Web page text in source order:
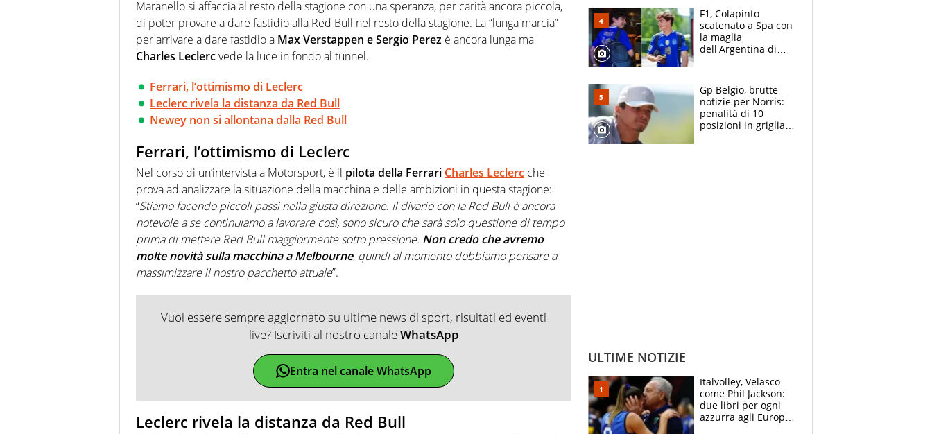
Maranello si affaccia al resto della stagione con una speranza, per carità ancora piccola,
di poter provare a dare fastidio alla Red Bull nel resto della stagione. La “lunga marcia”
per arrivare a dare fastidio a Max Verstappen e Sergio Perez è ancora lunga ma
Charles Leclercvede la luce in fondo al tunnel.
Ferrari, l’ottimismo di Leclerc
Leclerc rivela la distanza da Red Bull
Newey non si allontana dalla Red Bull
Ferrari, l’ottimismo di Leclerc
Nel corso di un’intervista a Motorsport, è il pilota della Ferrari Charles Leclerc che
prova ad analizzare la situazione della macchina e delle ambizioni in questa stagione:
“Stiamo facendo piccoli passi nella giusta direzione. Il divario con la Red Bull è ancora
notevole a se continuiamo a lavorare così, sono sicuro che sarà solo questione di tempo
prima di mettere Red Bull maggiormente sotto pressione. Non credo che avremo
molte novità sulla macchina a Melbourne, quindi al momento dobbiamo pensare a
massimizzare il nostro pacchetto attuale”.
Vuoi essere sempre aggiornato su ultime news di sport, risultati ed eventi
live? Iscriviti al nostro canaleWhatsApp
Entra nel canale WhatsApp
Leclerc rivela la distanza da Red Bull
vede l'ora
F1, Colapinto
scatenato a Spa con
la maglia
dell'Argentina di
le parolacce"
Gp Belgio, brutte
notizie per Norris:
penalità di 10
posizioni in griglia,
ULTIME NOTIZIE
Italvolley, Velasco
come Phil Jackson:
due libri per ogni
azzurra agli Europei.